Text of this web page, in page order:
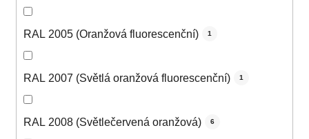
RAL 2005 (Oranžová fluorescenční) 1
RAL 2007 (Světlá oranžová fluorescenční) 1
RAL 2008 (Světlečervená oranžová) 6